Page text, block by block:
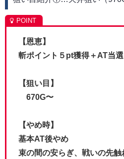
【恩恵】
斬ポイント５pt獲得＋AT当選
【狙い目】
670G〜
【やめ時】
基本AT後やめ
束の間の安らぎ、戦いの先触